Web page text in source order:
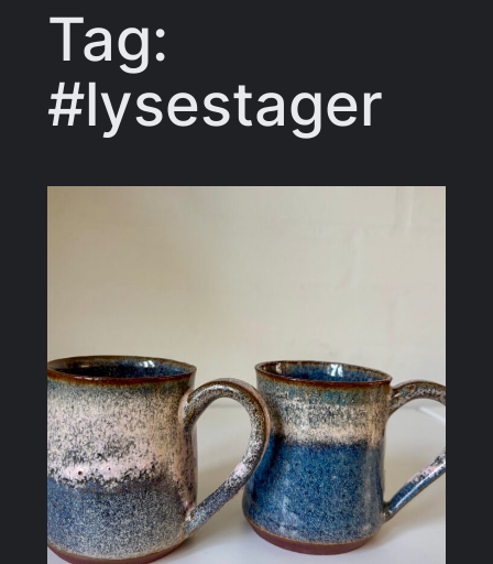
Tag:
#lysestager